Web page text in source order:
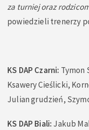
za turniej oraz
powiedzieli trenerzy
KS DAP Czarni: Tymon
Ksawery Cieślicki,
Julian grudzień,
KS DAP Biali: Jakub